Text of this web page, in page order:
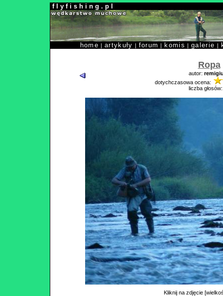
f l y f i s h i n g . p l
home |artykuły | forum | komis |galerie |
Ropa
autor:
dotychczasowa ocena:
liczba
Kliknij na zdjęcie